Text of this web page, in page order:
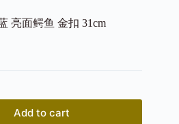
亮面鳄鱼 金扣 31cm
Add to cart